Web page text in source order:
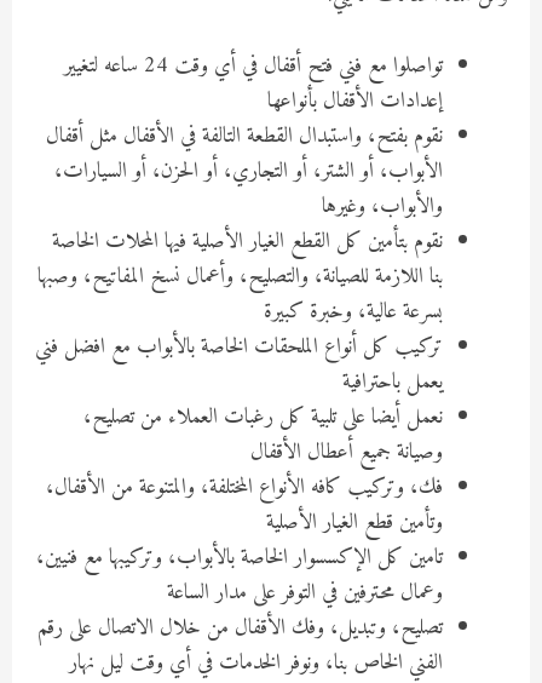
تواصلوا مع فني فتح أقفال في أي وقت 24 ساعه لتغيير
إعدادات الأقفال بأنواعها
نقوم بفتح، واستبدال القطعة التالفة في الأقفال مثل أقفال
الأبواب، أو الشتر، أو التجاري، أو الحزن، أو السيارات،
والأبواب، وغيرها
نقوم بتأمين كل القطع الغيار الأصلية فيها المحلات الخاصة
بنا اللازمة للصيانة، والتصليح، وأعمال نسخ المفاتيح، وصبها
بسرعة عالية، وخبرة كبيرة
تركيب كل أنواع الملحقات الخاصة بالأبواب مع افضل فني
يعمل باحترافية
نعمل أيضا على تلبية كل رغبات العملاء من تصليح،
وصيانة جميع أعطال الأقفال
فك، وتركيب كافه الأنواع المختلفة، والمتنوعة من الأقفال،
وتأمين قطع الغيار الأصلية
تامين كل الإكسسوار الخاصة بالأبواب، وتركيبها مع فنيين،
وعمال محترفين في التوفر على مدار الساعة
تصليح، وتبديل، وفك الأقفال من خلال الاتصال على رقم
الفني الخاص بنا، ونوفر الخدمات في أي وقت ليل نهار